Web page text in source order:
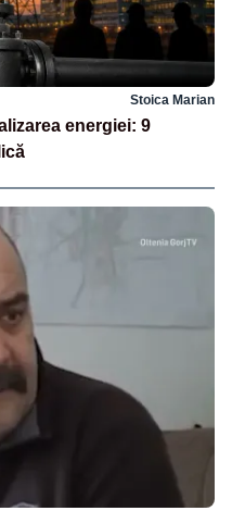
Stoica Marian
energiei: 9